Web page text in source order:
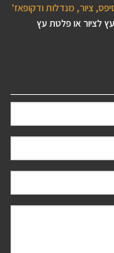
ציור, מנדלות ודקופאז'
לציור או פלטת עץ